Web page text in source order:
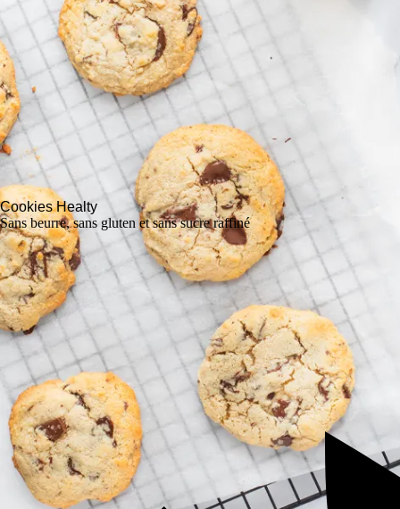
Cookies Healty
Sans beurre, sans gluten et sans sucre raffiné